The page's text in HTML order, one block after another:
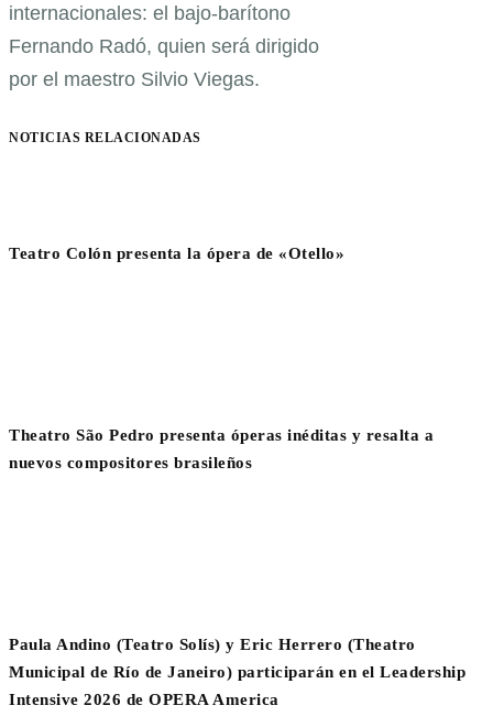
internacionales: el bajo-barítono
Fernando Radó, quien será dirigido
por el maestro Silvio Viegas.
NOTICIAS RELACIONADAS
Teatro Colón presenta la ópera de «Otello»
Theatro São Pedro presenta óperas inéditas y resalta a
nuevos compositores brasileños
Paula Andino (Teatro Solís) y Eric Herrero (Theatro
Municipal de Río de Janeiro) participarán en el Leadership
Intensive 2026 de OPERA America